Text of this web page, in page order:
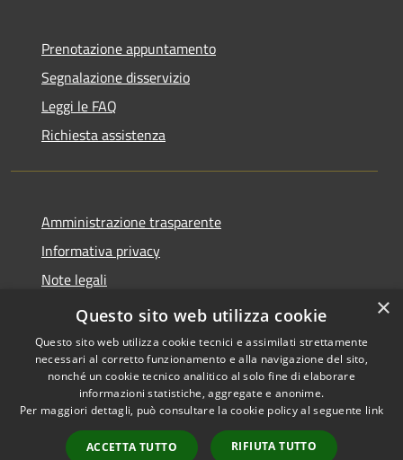
Prenotazione appuntamento
Segnalazione disservizio
Leggi le FAQ
Richiesta assistenza
Amministrazione trasparente
Informativa privacy
Note legali
Dichiarazione di accessibilità
Accessibilità
Copyright © 2026 • Comune di
Castiglione della Pescaia •
Powered byMunicipium
×
Questo sito web utilizza cookie
Questo sito web utilizza cookie tecnici e assimilati strettamente
necessari al corretto funzionamento e alla navigazione del sito,
nonché un cookie tecnico analitico al solo fine di elaborare
informazioni statistiche, aggregate e anonime.
Per maggiori dettagli, può consultare la cookie policy al seguente link
ACCETTA TUTTO RIFIUTA TUTTO